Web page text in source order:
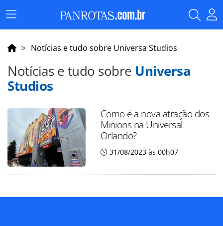
Menu
Principal
Notícias e tudo sobre Universa Studios
Notícias e tudo sobre Universa
Studios
Como é a nova atração dos
Minions na Universal
Orlando?
31/08/2023 às 00h07